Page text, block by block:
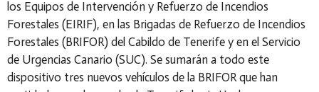
los Equipos de Intervención y Refuerzo de Incendios
Forestales (EIRIF), en las Brigadas de Refuerzo de Incendios
Forestales (BRIFOR) del Cabildo de Tenerife y en el Servicio
de Urgencias Canario (SUC). Se sumarán a todo este
dispositivo tres nuevos vehículos de la BRIFOR que han